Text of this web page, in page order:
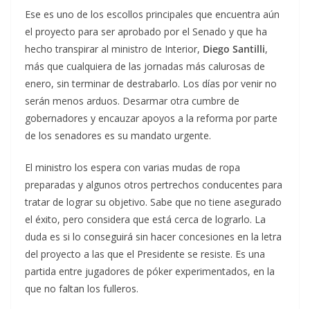
Ese es uno de los escollos principales que encuentra aún
el proyecto para ser aprobado por el Senado y que ha
hecho transpirar al ministro de Interior, Diego Santilli,
más que cualquiera de las jornadas más calurosas de
enero, sin terminar de destrabarlo. Los días por venir no
serán menos arduos. Desarmar otra cumbre de
gobernadores y encauzar apoyos a la reforma por parte
de los senadores es su mandato urgente.
El ministro los espera con varias mudas de ropa
preparadas y algunos otros pertrechos conducentes para
tratar de lograr su objetivo. Sabe que no tiene asegurado
el éxito, pero considera que está cerca de lograrlo. La
duda es si lo conseguirá sin hacer concesiones en la letra
del proyecto a las que el Presidente se resiste. Es una
partida entre jugadores de póker experimentados, en la
que no faltan los fulleros.